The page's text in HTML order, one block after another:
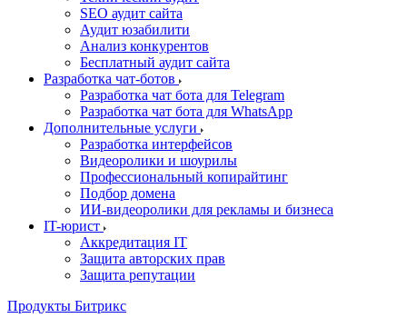
SEO аудит сайта
Аудит юзабилити
Анализ конкурентов
Бесплатный аудит сайта
Разработка чат-ботов
Разработка чат бота для Telegram
Разработка чат бота для WhatsApp
Дополнительные услуги
Разработка интерфейсов
Видеоролики и шоурилы
Профессиональный копирайтинг
Подбор домена
ИИ-видеоролики для рекламы и бизнеса
IT-юрист
Аккредитация IT
Защита авторских прав
Защита репутации
Продукты Битрикс